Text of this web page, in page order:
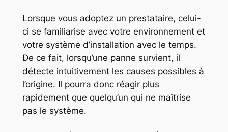
Lorsque vous adoptez un prestataire, celui-
ci se familiarise avec votre environnement et
votre système d’installation avec le temps.
De ce fait, lorsqu’une panne survient, il
détecte intuitivement les causes possibles à
l’origine. Il pourra donc réagir plus
rapidement que quelqu’un qui ne maîtrise
pas le système.